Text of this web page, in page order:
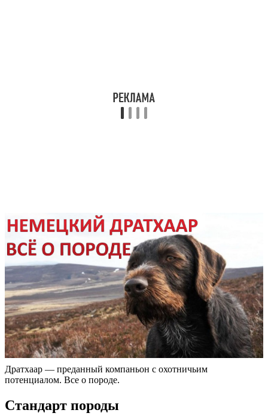
Дратхаар — преданный компаньон с охотничьим
потенциалом. Все о породе.
Стандарт породы